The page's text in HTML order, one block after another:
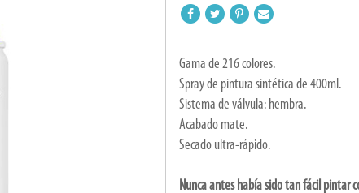
Gama de 216 colores.
Spray de pintura sintética de 400ml.
Sistema de válvula: hembra.
Acabado mate.
Secado ultra-rápido.
Nunca antes había sido tan fácil pintar